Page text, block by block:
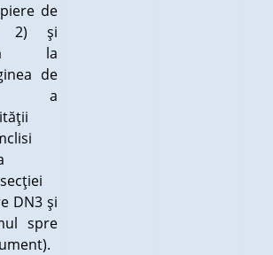
de
2) şi
la
de
a
DN3 şi
spre